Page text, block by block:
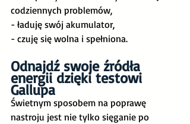
codziennych problemów,
- ładuję swój akumulator,
- czuję się wolna i spełniona.
Odnajdź swoje źródła
energii dzięki testowi
Gallupa
Świetnym sposobem na poprawę
nastroju jest nie tylko sięganie po